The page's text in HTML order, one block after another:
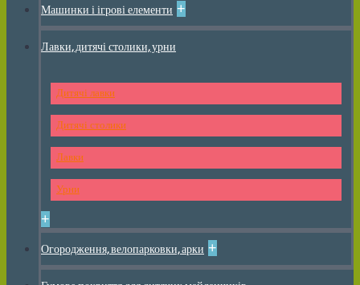
Машинки і ігрові елементи +
Лавки, дитячі столики, урни
Дитячі лавки
Дитячі столики
Лавки
Урни
+
Огородження, велопарковки, арки +